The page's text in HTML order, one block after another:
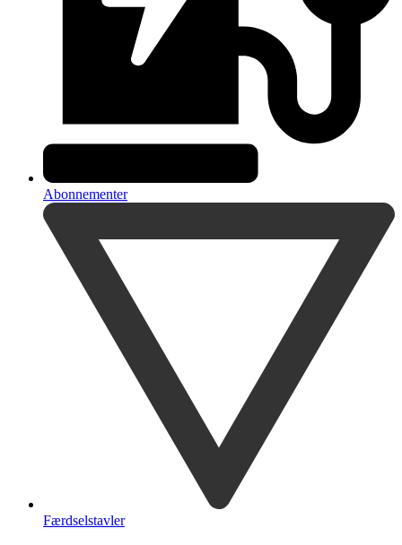
Abonnementer
Færdselstavler